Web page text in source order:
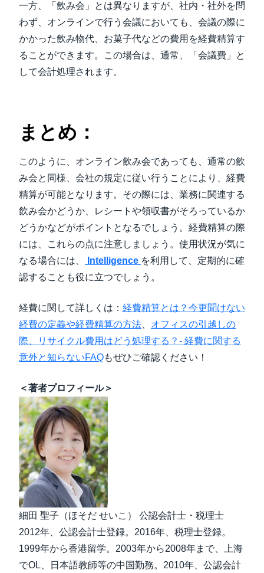
一方、「飲み会」とは異なりますが、社内・社外を問
わず、オンラインで行う会議においても、会議の際に
かかった飲み物代、お菓子代などの費用を経費精算す
ることができます。この場合は、通常、「会議費」と
して会計処理されます。
まとめ：
このように、オンライン飲み会であっても、通常の飲
み会と同様、会社の規定に従い行うことにより、経費
精算が可能となります。その際には、業務に関連する
飲み会かどうか、レシートや領収書がそろっているか
どうかなどがポイントとなるでしょう。経費精算の際
には、これらの点に注意しましょう。使用状況が気に
なる場合には、
Intelligence を利用して、定期的に確
認することも役に立つでしょう。
経費に関して詳しくは： 経費精算とは？今更聞けない
経費の定義や経費精算の方法
オフィスの引越しの
際、リサイクル費用はどう処理する？- 経費に関する
意外と知らないFAQもぜひご確認ください！
＜著者プロフィール＞
細田 聖子（ほそだ せいこ） 公認会計士・税理士
2012年、公認会計士登録。2016年、税理士登録。
1999年から香港留学。2003年から2008年まで、上海
でOL、日本語教師等の中国勤務。2010年、公認会計